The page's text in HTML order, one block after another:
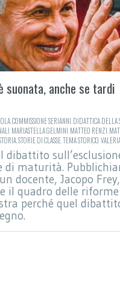
suonata, anche se tardi
COMMISSIONE SERIANNI DIDATTICA DELLA
MARIASTELLA GELMINI MATTEO RENZI
STORIE DI CLASSETEMA STORICO
dibattito
di maturità.
docente, Jacopo
il quadro delle
perché quel